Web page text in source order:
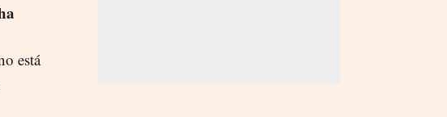
está